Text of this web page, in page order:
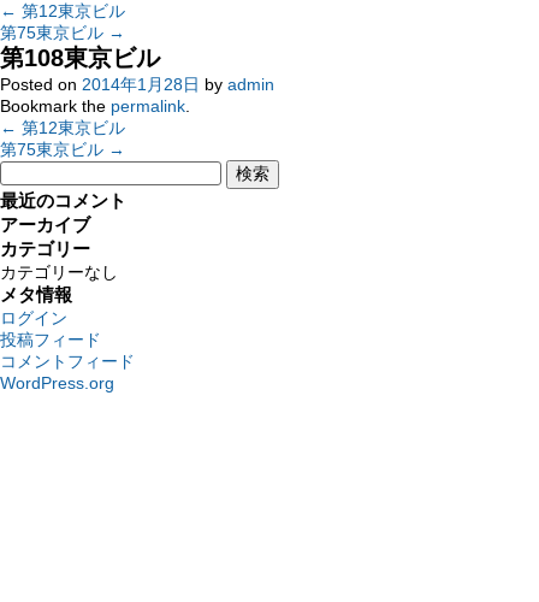
← 第12東京ビル
第75東京ビル →
第108東京ビル
Posted on 2014年1月28日 by admin
Bookmark the permalink
← 第12東京ビル
第75東京ビル →
検
索:
最近のコメント
アーカイブ
カテゴリー
カテゴリーなし
メタ情報
ログイン
投稿フィード
コメントフィード
WordPress.org